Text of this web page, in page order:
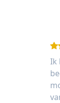
Ik